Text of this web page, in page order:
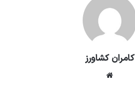
کامران کشاورز